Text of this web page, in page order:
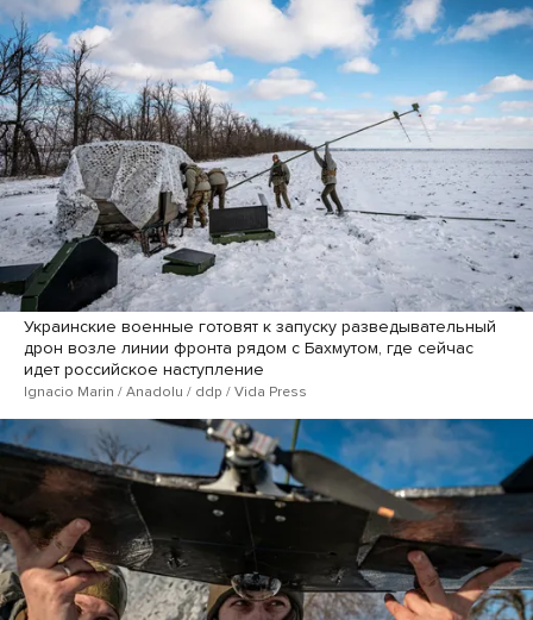
Украинские военные готовят к запуску разведывательный
дрон возле линии фронта рядом с Бахмутом, где сейчас
идет российское наступление
Ignacio Marin / Anadolu / ddp / Vida Press